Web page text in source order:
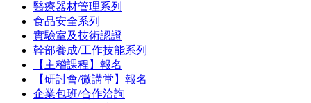
醫療器材管理系列
食品安全系列
實驗室及技術認證
幹部養成/工作技能系列
【主稽課程】報名
【研討會/微講堂】報名
企業包班/合作洽詢